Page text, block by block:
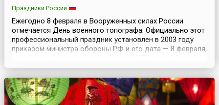
Праздники России
Ежегодно 8 февраля в Вооруженных силах России
отмечается День военного топографа. Официально этот
профессиональный праздник установлен в 2003 году
приказом министра обороны РФ и его дата — 8 февраля,
февраля 1812 года было утверждено Положение для
военного топографического дела. Структура, созданная
тогда указом российского императора Александра...